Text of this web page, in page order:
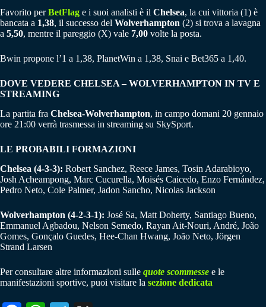
Favorito perBetFlag e i suoi analisti è il Chelsea, la cui vittoria (1) è
bancata a 1,38, il successo del Wolverhampton (2) si trova a lavagna
a 5,50, mentre il pareggio (X) vale 7,00 volte la posta.
Bwin propone l’1 a 1,38, PlanetWin a 1,38, Snai e Bet365 a 1,40.
DOVE VEDERE CHELSEA – WOLVERHAMPTON IN TV E
STREAMING
La partita fra Chelsea-Wolverhampton, in campo domani 20 gennaio
ore 21:00 verrà trasmessa in streaming su SkySport.
LE PROBABILI FORMAZIONI
Chelsea (4-3-3): Robert Sanchez, Reece James, Tosin Adarabioyo,
Josh Acheampong, Marc Cucurella, Moisés Caicedo, Enzo Fernández,
Pedro Neto, Cole Palmer, Jadon Sancho, Nicolas Jackson
Wolverhampton (4-2-3-1): José Sa, Matt Doherty, Santiago Bueno,
Emmanuel Agbadou, Nelson Semedo, Rayan Ait-Nouri, André, João
Gomes, Gonçalo Guedes, Hee-Chan Hwang, João Neto, Jörgen
Strand Larsen
Per consultare altre informazioni sulle quote scommesse e le
manifestazioni sportive, puoi visitare la sezione dedicata